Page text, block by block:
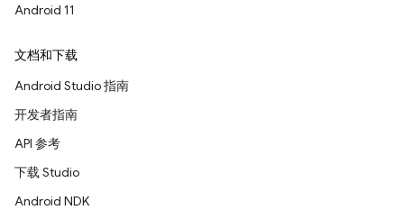
Android 11
文档和下载
Android Studio 指南
开发者指南
API 参考
下载 Studio
Android NDK